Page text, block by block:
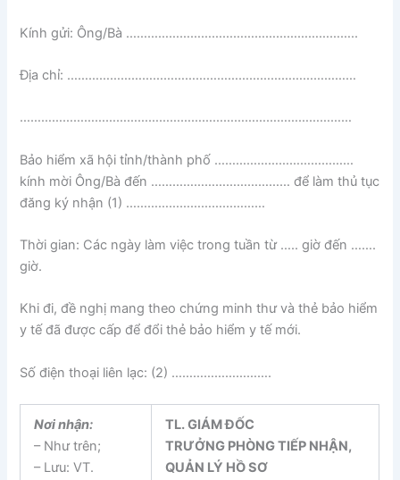
Kính gửi: Ông/Bà ………………………………………………………..
Địa chỉ: ………………………………………………………………………
…………………………………………………………………………………
Bảo hiểm xã hội tỉnh/thành phố …………………………………
kính mời Ông/Bà đến ………………………………… để làm thủ tục
đăng ký nhận (1) …………………………………
Thời gian: Các ngày làm việc trong tuần từ ….. giờ đến …….
giờ.
Khi đi, đề nghị mang theo chứng minh thư và thẻ bảo hiểm
y tế đã được cấp để đổi thẻ bảo hiểm y tế mới.
Số điện thoại liên lạc: (2) ……………………….
Nơi nhận:
– Như trên;
– Lưu: VT.
TL. GIÁM ĐỐC
TRƯỞNG PHÒNG TIẾP NHẬN,
QUẢN LÝ HỒ SƠ